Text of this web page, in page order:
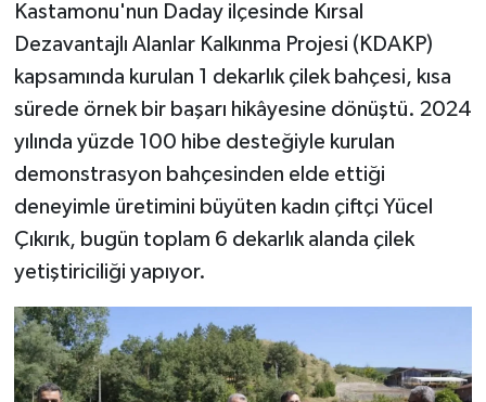
Kastamonu'nun Daday ilçesinde Kırsal
Dezavantajlı Alanlar Kalkınma Projesi (KDAKP)
kapsamında kurulan 1 dekarlık çilek bahçesi, kısa
sürede örnek bir başarı hikâyesine dönüştü. 2024
yılında yüzde 100 hibe desteğiyle kurulan
demonstrasyon bahçesinden elde ettiği
deneyimle üretimini büyüten kadın çiftçi Yücel
Çıkırık, bugün toplam 6 dekarlık alanda çilek
yetiştiriciliği yapıyor.
Pınarbaşı Haberleri
Şenpazar Haberleri
Seydiler Haberleri
Taşköprü Haberleri
Tosya Haberleri
Ulusal Haberler